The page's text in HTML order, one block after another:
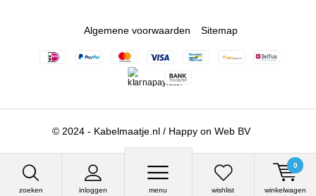
zoeken inloggen menu wishlist winkelwagen
0
© 2024 - Kabelmaatje.nl / Happy on Web BV
Algemene voorwaarden Sitemap